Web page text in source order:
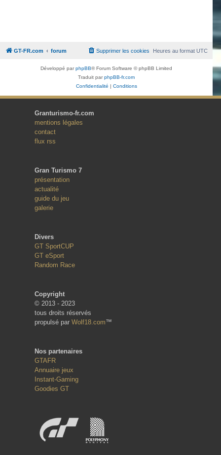
GT-FR.com forum Heures au formatUTC
Supprimer les cookies
Développé parphpBB® Forum Software © phpBB Limited
Traduit parphpBB-fr.com
Confidentialité | Conditions
Granturismo-fr.com
mentions légales
contact
flux rss
Gran Turismo 7
présentation
actualité
guide du jeu
galerie
Divers
GT SportCUP
GT eSport
Random Race
Copyright
© 2013 - 2023
tous droits réservés
propulsé par Wolf18.com™
Nos partenaires
GTAFR
Annuaire jeux
Instant-Gaming
Goodies GT